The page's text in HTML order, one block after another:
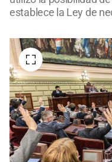
establece la Ley de